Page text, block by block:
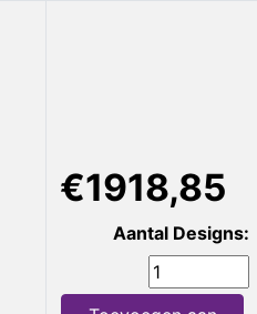
€1918,85
Aantal Designs: